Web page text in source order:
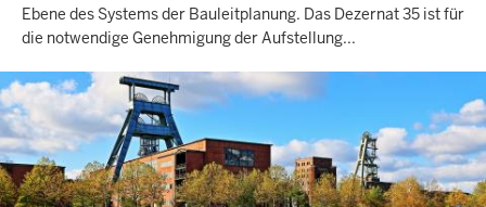
S
S
I
T
E
Ebene des Systems der Bauleitplanung. Das Dezernat 35 ist für
die notwendige Genehmigung der Aufstellung...